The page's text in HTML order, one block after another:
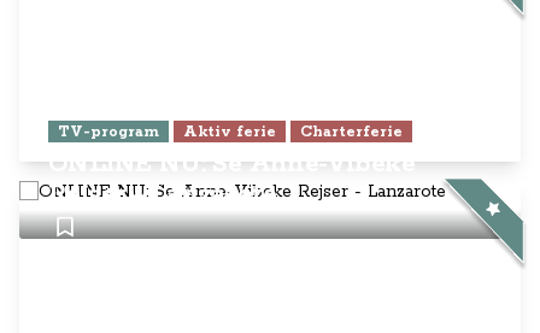
TV-program Aktiv ferie Charterferie
ONLINE NU: Se Anne-Vibeke
Rejser - Lanzarote